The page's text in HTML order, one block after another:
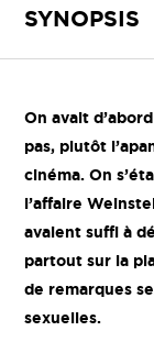
SYNOPSIS
On avait
pas, plutôt
cinéma. On
l’affaire
avaient suffi à
partout sur la
de remarques
sexuelles.